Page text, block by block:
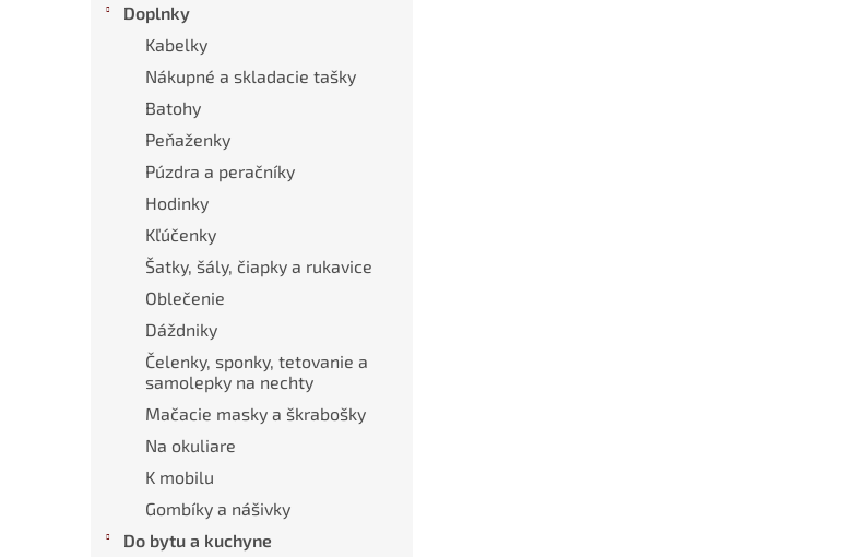
Doplnky
Kabelky
Nákupné a skladacie tašky
Batohy
Peňaženky
Púzdra a peračníky
Hodinky
Kľúčenky
Šatky, šály, čiapky a rukavice
Oblečenie
Dáždniky
Čelenky, sponky, tetovanie a
samolepky na nechty
Mačacie masky a škrabošky
Na okuliare
K mobilu
Gombíky a nášivky
Do bytu a kuchyne